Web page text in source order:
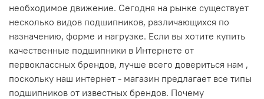
необходимое движение. Сегодня на рынке существует
несколько видов подшипников, различающихся по
назначению, форме и нагрузке. Если вы хотите купить
качественные подшипники в Интернете от
первоклассных брендов, лучше всего довериться нам ,
поскольку наш интернет - магазин предлагает все типы
подшипников от известных брендов. Почему